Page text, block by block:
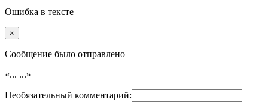
Ошибка в тексте
×
Cообщение было отправлено
«... ...»
Необязательный комментарий: